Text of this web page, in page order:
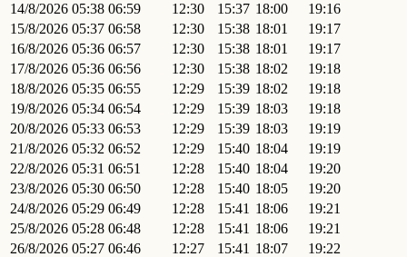
14/8/2026 05:38 06:59 12:30 15:37 18:00
19:16
15/8/2026 05:37 06:58 12:30 15:38 18:01
19:17
16/8/2026 05:36 06:57 12:30 15:38 18:01
19:17
17/8/2026 05:36 06:56 12:30 15:38 18:02
19:18
18/8/2026 05:35 06:55 12:29 15:39 18:02
19:18
19/8/2026 05:34 06:54 12:29 15:39 18:03
19:18
20/8/2026 05:33 06:53 12:29 15:39 18:03
19:19
21/8/2026 05:32 06:52 12:29 15:40 18:04
19:19
22/8/2026 05:31 06:51 12:28 15:40 18:04
19:20
23/8/2026 05:30 06:50 12:28 15:40 18:05
19:20
24/8/2026 05:29 06:49 12:28 15:41 18:06
19:21
25/8/2026 05:28 06:48 12:28 15:41 18:06
19:21
26/8/2026 05:27 06:46 12:27 15:41 18:07
19:22